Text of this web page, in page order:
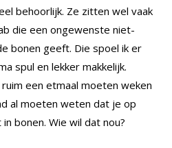
behoorlijk. Ze zitten wel vaak
die een ongewenste niet-
bonen geeft. Die spoel ik er
spul en lekker makkelijk.
een etmaal moeten weken
al moeten weten dat je op
bonen. Wie wil dat nou?